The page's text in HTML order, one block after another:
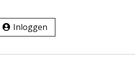
Inloggen